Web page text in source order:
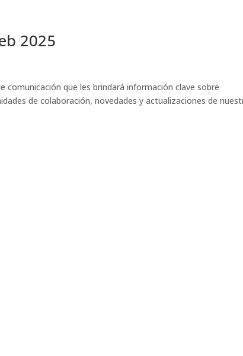
2025
que les brindará información clave sobre
de colaboración, novedades y actualizaciones de